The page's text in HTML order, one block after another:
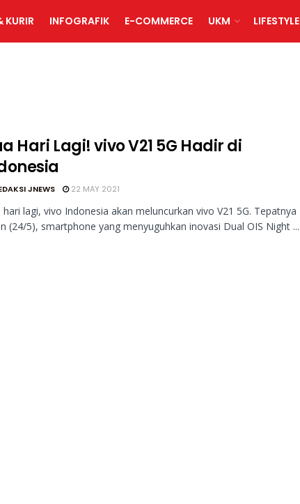
KURIR INFOGRAFIK E-COMMERCE UKM LIFESTYLE
Hari Lagi! vivo V21 5G Hadir di
JNEWS 22 MAY 2021
hari lagi, vivo Indonesia akan meluncurkan vivo V21 5G. Tepatnya
(24/5), smartphone yang menyuguhkan inovasi Dual OIS Night ...